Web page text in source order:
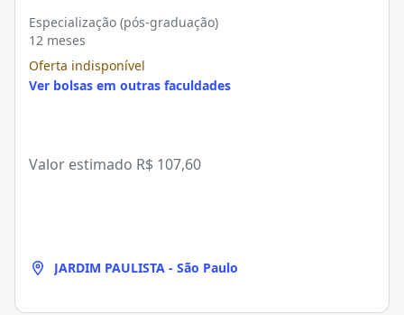
Especialização (pós-graduação)
12 meses
Oferta indisponível
Ver bolsas em outras faculdades
Valor estimado R$ 107,60
JARDIM PAULISTA - São Paulo